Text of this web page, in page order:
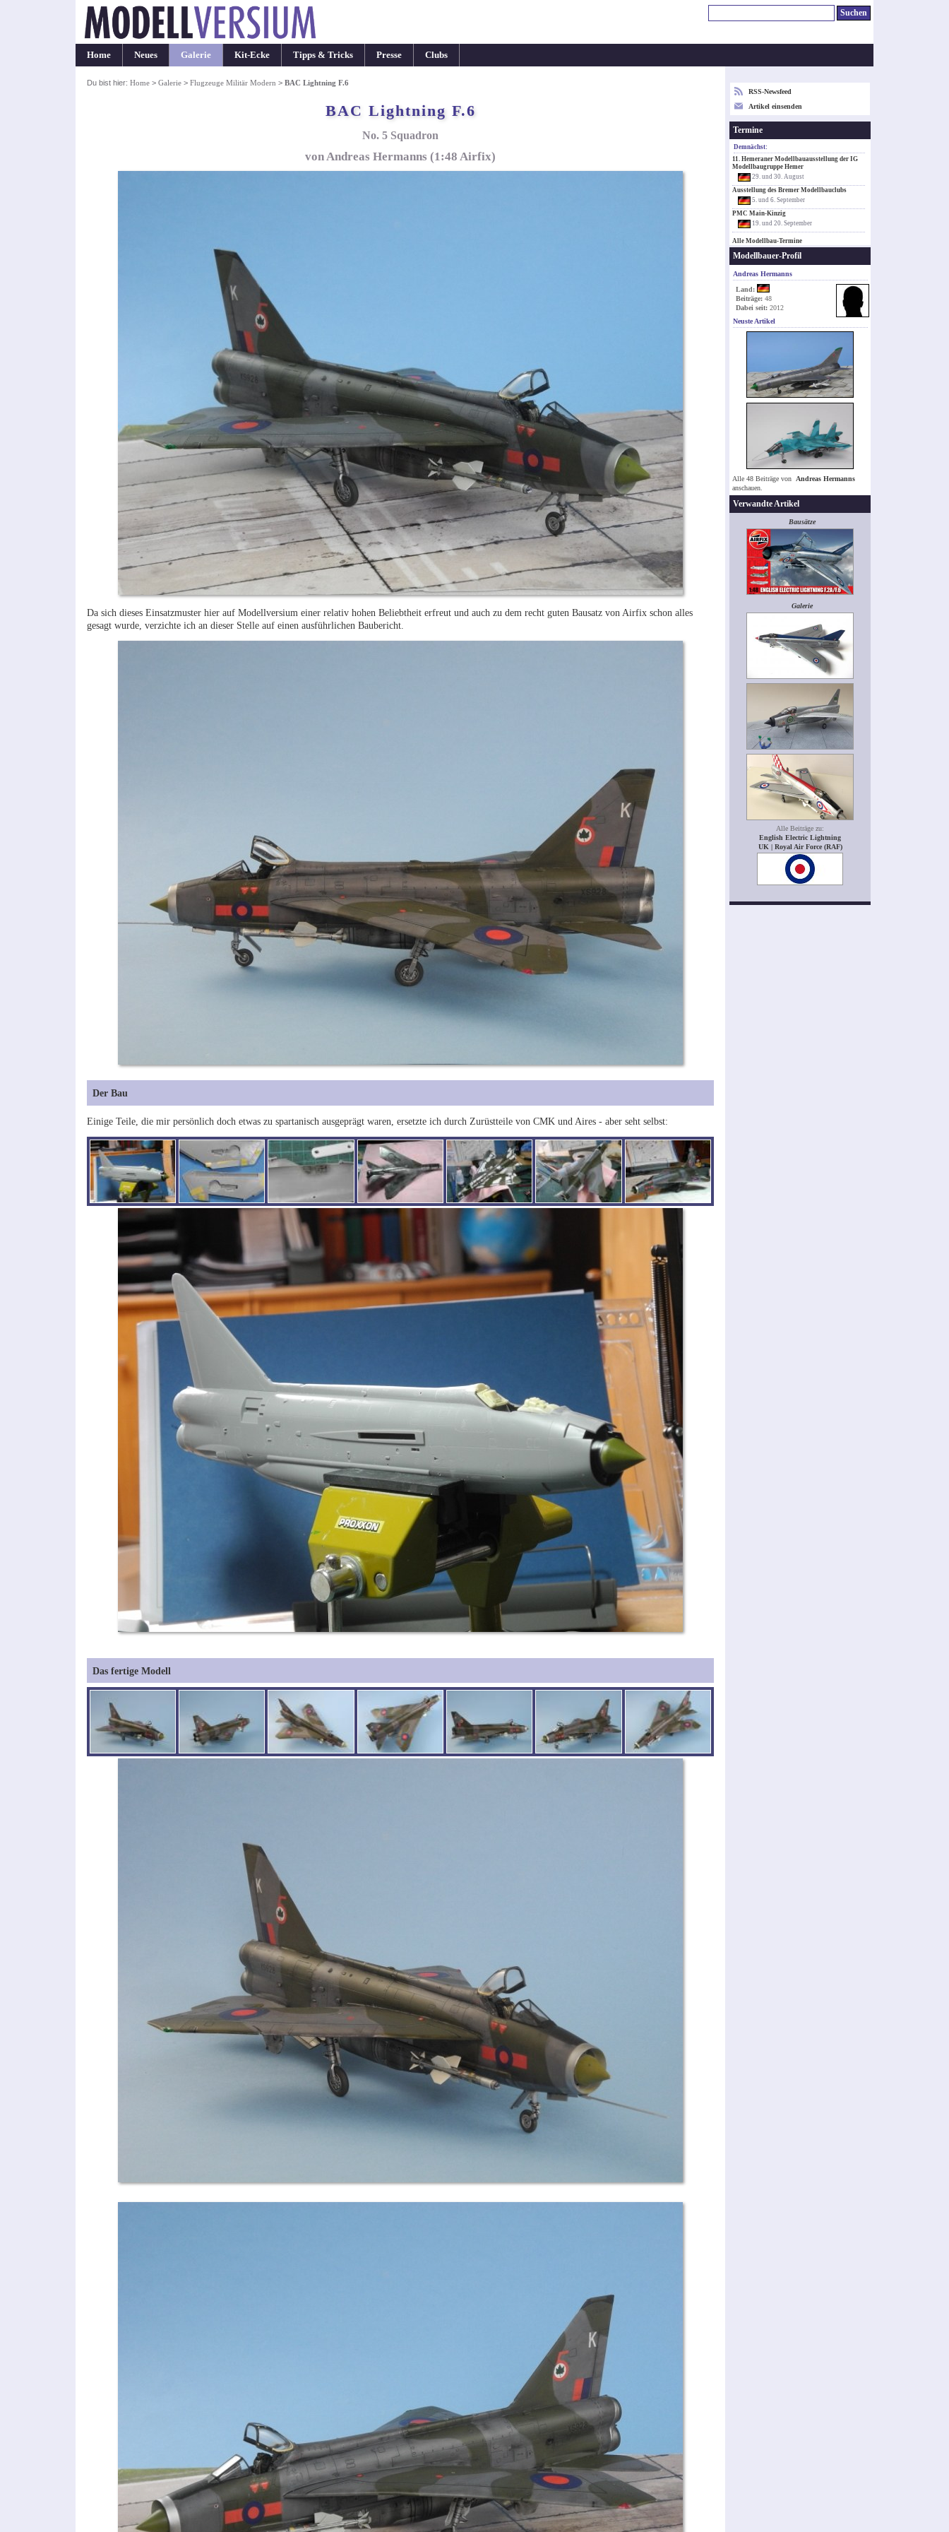
Home Neues Galerie Kit-Ecke Tipps & Tricks Presse Clubs
Du bist hier: Home> Galerie> Flugzeuge Militär Modern > BAC Lightning F.6
BAC Lightning F.6
No. 5 Squadron
von Andreas Hermanns (1:48 Airfix)
Da sich dieses Einsatzmuster hier auf Modellversium einer relativ hohen Beliebtheit erfreut und auch zu dem recht guten Bausatz von Airfix schon alles
gesagt wurde, verzichte ich an dieser Stelle auf einen ausführlichen Baubericht.
Der Bau
Einige Teile, die mir persönlich doch etwas zu spartanisch ausgeprägt waren, ersetzte ich durch Zurüstteile von CMK und Aires - aber seht selbst:
Das fertige Modell
RSS-Newsfeed
Artikel einsenden
Termine
Demnächst:
11. Hemeraner Modellbauausstellung der IG
Modellbaugruppe Hemer
29. und 30. August
Ausstellung des Bremer Modellbauclubs
5. und 6. September
PMC Main-Kinzig
19. und 20. September
Alle Modellbau-Termine
Modellbauer-Profil
Andreas Hermanns
Land:
Beiträge: 48
Dabei seit: 2012
Neuste Artikel
Alle 48 Beiträge von Andreas Hermanns
anschauen.
Verwandte Artikel
Bausätze
Galerie
Alle Beiträge zu:
English Electric Lightning
UK | Royal Air Force (RAF)